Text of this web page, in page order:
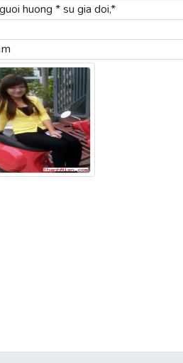
huong * su gia doi,*